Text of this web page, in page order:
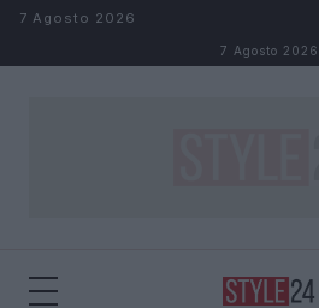
Salta al contenuto
7 Agosto 2026
7 Agosto 2026